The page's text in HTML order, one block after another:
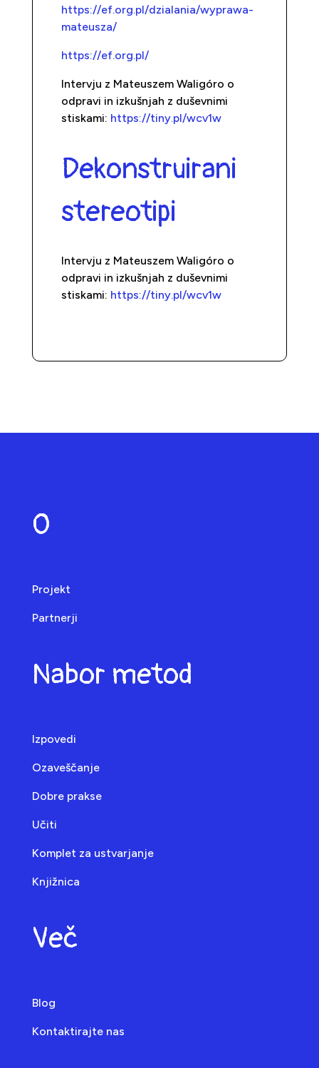
https://ef.org.pl/dzialania/wyprawa-
mateusza/
https://ef.org.pl/
Intervju z Mateuszem Waligóro o
odpravi in izkušnjah z duševnimi
stiskami: https://tiny.pl/wcv1w
Dekonstruirani
stereotipi
Intervju z Mateuszem Waligóro o
odpravi in izkušnjah z duševnimi
stiskami: https://tiny.pl/wcv1w
O
Projekt
Partnerji
Nabor metod
Izpovedi
Ozaveščanje
Dobre prakse
Učiti
Komplet za ustvarjanje
Knjižnica
Več
Blog
Kontaktirajte nas